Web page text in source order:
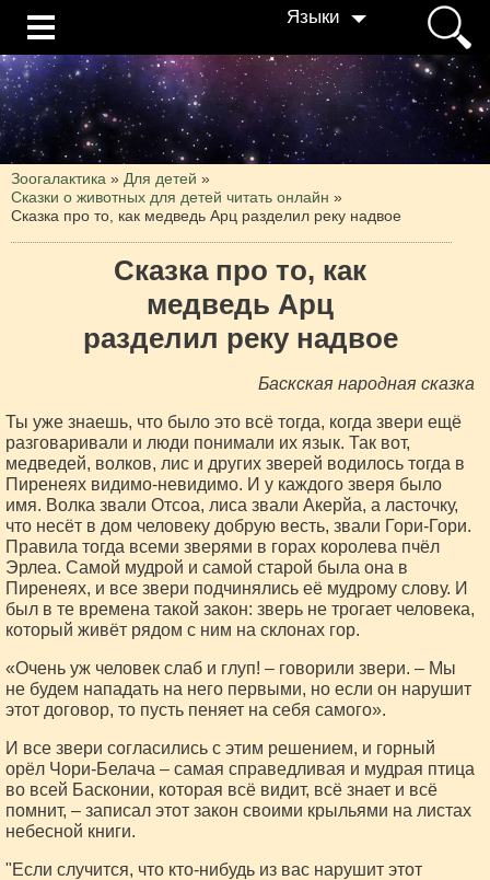
Языки
Зоогалактика » Для детей »
Сказки о животных для детей читать онлайн »
Сказка про то, как медведь Арц разделил реку надвое
Сказка про то, как
медведь Арц
разделил реку надвое
Баскская народная сказка
Ты уже знаешь, что было это всё тогда, когда звери ещё
разговаривали и люди понимали их язык. Так вот,
медведей, волков, лис и других зверей водилось тогда в
Пиренеях видимо-невидимо. И у каждого зверя было
имя. Волка звали Отсоа, лиса звали Акерйа, а ласточку,
что несёт в дом человеку добрую весть, звали Гори-Гори.
Правила тогда всеми зверями в горах королева пчёл
Эрлеа. Самой мудрой и самой старой была она в
Пиренеях, и все звери подчинялись её мудрому слову. И
был в те времена такой закон: зверь не трогает человека,
который живёт рядом с ним на склонах гор.
«Очень уж человек слаб и глуп! – говорили звери. – Мы
не будем нападать на него первыми, но если он нарушит
этот договор, то пусть пеняет на себя самого».
И все звери согласились с этим решением, и горный
орёл Чори-Белача – самая справедливая и мудрая птица
во всей Басконии, которая всё видит, всё знает и всё
помнит, – записал этот закон своими крыльями на листах
небесной книги.
"Если случится, что кто-нибудь из вас нарушит этот